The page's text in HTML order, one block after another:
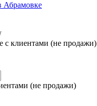
Абрамовке
с клиентами (не продажи)
(не продажи)